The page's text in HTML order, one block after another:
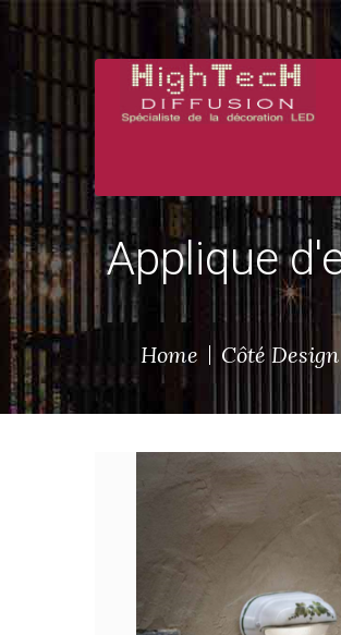
Applique
Home Côté Design